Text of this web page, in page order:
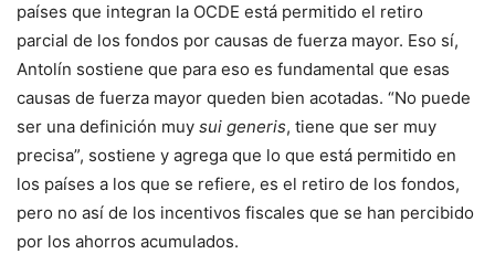
países que integran la OCDE está permitido el retiro
parcial de los fondos por causas de fuerza mayor. Eso sí,
Antolín sostiene que para eso es fundamental que esas
causas de fuerza mayor queden bien acotadas. “No puede
ser una definición muy sui generis, tiene que ser muy
precisa”, sostiene y agrega que lo que está permitido en
los países a los que se refiere, es el retiro de los fondos,
pero no así de los incentivos fiscales que se han percibido
por los ahorros acumulados.